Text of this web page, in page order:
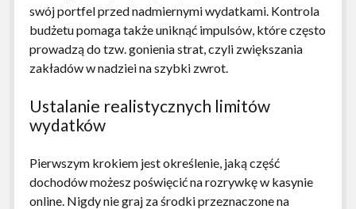
swój portfel przed nadmiernymi wydatkami. Kontrola
budżetu pomaga także uniknąć impulsów, które często
prowadzą do tzw. gonienia strat, czyli zwiększania
zakładów w nadziei na szybki zwrot.
Ustalanie realistycznych limitów
wydatków
Pierwszym krokiem jest określenie, jaką część
dochodów możesz poświęcić na rozrywkę w kasynie
online. Nigdy nie graj za środki przeznaczone na